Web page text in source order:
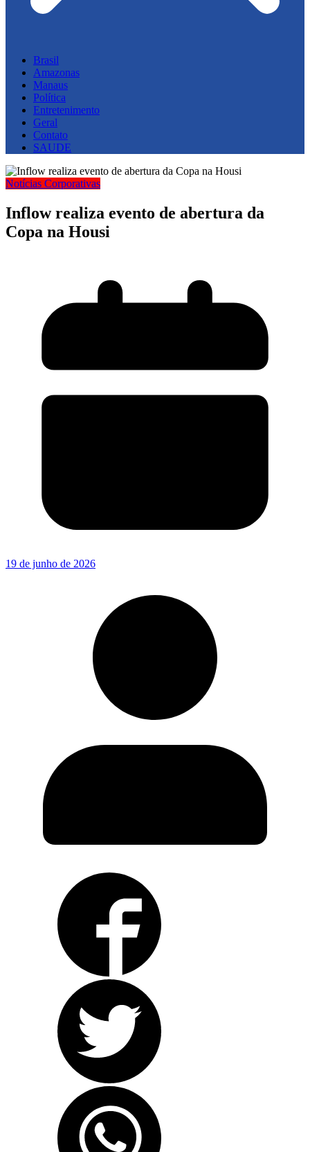
Brasil
Amazonas
Manaus
Política
Entretenimento
Geral
Contato
SAUDE
Notícias Corporativas
Inflow realiza evento de abertura da
Copa na Housi
19 de junho de 2026